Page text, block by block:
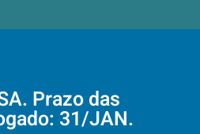
Prazo das
31/JAN.